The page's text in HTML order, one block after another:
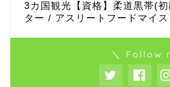
3カ国観光【資格】柔道黒帯(
ター / アスリートフードマイス
＼ Follow